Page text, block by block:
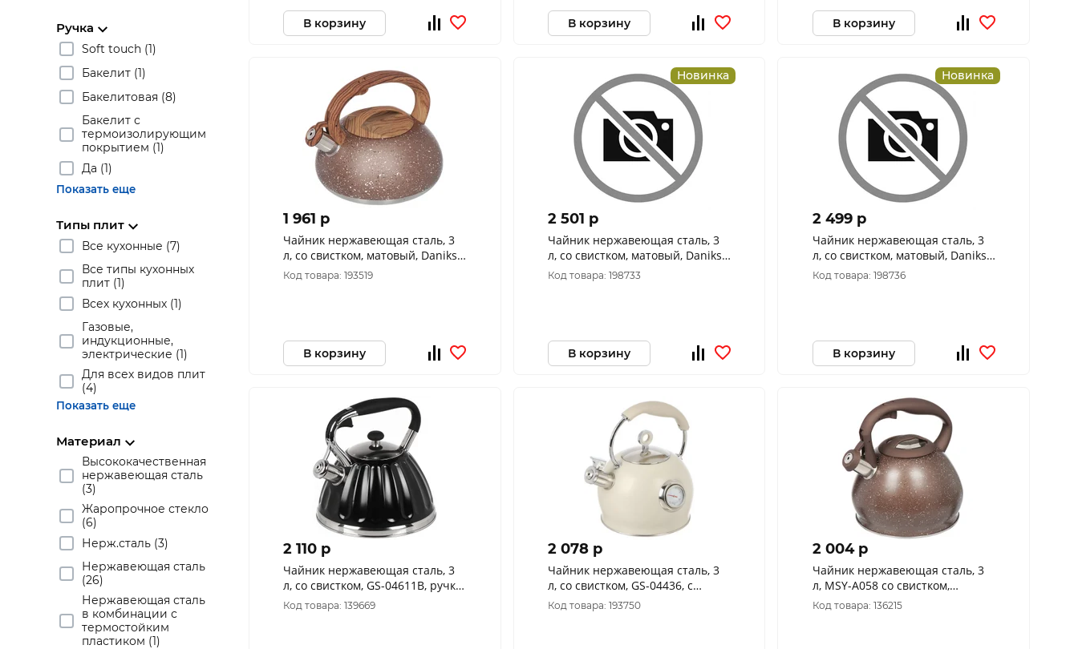
Ручка
Soft touch (1)
Бакелит (1)
Бакелитовая (8)
Бакелит с
термоизолирующим
покрытием (1)
Да (1)
Показать еще
Типы плит
Все кухонные (7)
Все типы кухонных
плит (1)
Всех кухонных (1)
Газовые,
индукционные,
электрические (1)
Для всех видов плит
(4)
Показать еще
Материал
Высококачественная
нержавеющая сталь
(3)
Жаропрочное стекло
(6)
Нерж.сталь (3)
Нержавеющая сталь
(26)
Нержавеющая сталь
в комбинации с
термостойким
пластиком (1)
В корзину В корзину В корзину
1 961 p
Чайник нержавеющая сталь, 3
л, со свистком, матовый, Daniks,
коричневый мрамор, DSC-8800
Код товара: 193519
В корзину
Новинка
2 501 p
Чайник нержавеющая сталь, 3
л, со свистком, матовый, Daniks,
Carezza, индукция, WT-T1054-
BLK
Код товара: 198733
В корзину
Новинка
2 499 p
Чайник нержавеющая сталь, 3
л, со свистком, матовый, Daniks,
Carezza, индукция, WT-T1054-B
Код товара: 198736
В корзину
2 110 p
Чайник нержавеющая сталь, 3
л, со свистком, GS-04611B, ручка
бакелитовая, Daniks, индукция,
черный
Код товара: 139669
2 078 p
Чайник нержавеющая сталь, 3
л, со свистком, GS-04436, с
датчиком температуры, Daniks,
индукци
Код товара: 193750
2 004 p
Чайник нержавеющая сталь, 3
л, MSY-A058 со свистком,
матовый, ручка с силикон.
покрытием, Daniks
Код товара: 136215